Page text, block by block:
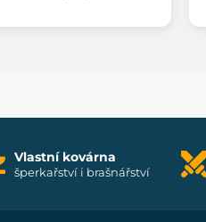
Vlastní kovárna
šperkařství i brašnářství